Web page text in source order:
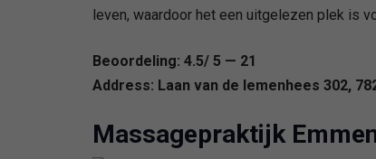
leven, waardoor het een uitgelezen plek is
Beoordeling: 4.5/ 5 — 21
Address: Laan van de Iemenhees 302,
Massagepraktijk